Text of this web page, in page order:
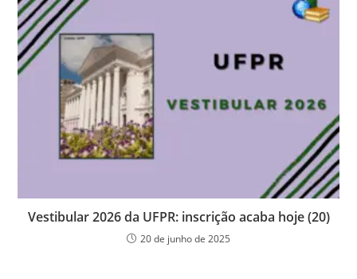
Vestibular 2026 da UFPR: inscrição acaba hoje (20)
20 de junho de 2025